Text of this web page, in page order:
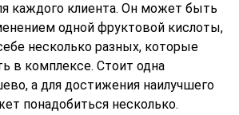
каждого клиента. Он может быть
одной фруктовой кислоты,
несколько разных, которые
в комплексе. Стоит одна
а для достижения наилучшего
понадобиться несколько.